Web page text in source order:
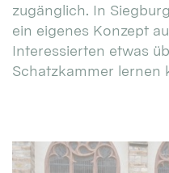
zugänglich. In
ein eigenes Konzept
Interessierten etwas
Schatzkammer lernen